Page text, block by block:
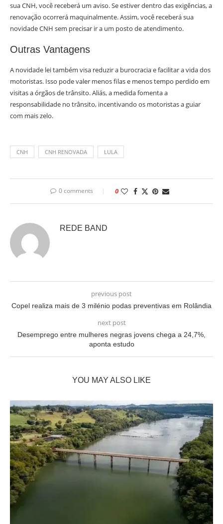
sua CNH, você receberá um aviso. Se estiver dentro das exigências, a
renovação ocorrerá maquinalmente. Assim, você receberá sua
novidade CNH sem precisar ir a um posto de atendimento.
Outras Vantagens
A novidade lei também visa reduzir a burocracia e facilitar a vida dos
motoristas. Isso pode valer menos filas e menos tempo perdido em
visitas a órgãos de trânsito. Aliás, a medida fomenta a
responsabilidade no trânsito, incentivando os motoristas a guiar
com mais zelo.
CNH CNH RENOVADA LULA
0 comments 0
REDE BAND
previous post
Copel realiza mais de 3 milénio podas preventivas em Rolândia
next post
Desemprego entre mulheres negras jovens chega a 24,7%,
aponta estudo
YOU MAY ALSO LIKE